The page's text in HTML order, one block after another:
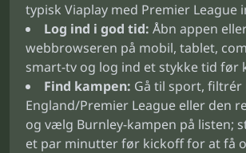
typisk Viaplay med Premier League
Log ind i god tid: Åbn appen
webbrowseren på mobil, tablet,
smart-tv og log ind et stykke tid før
Find kampen: Gå til sport, filtrér
England/Premier League eller den
og vælg Burnley-kampen på listen;
et par minutter før kickoff for at få